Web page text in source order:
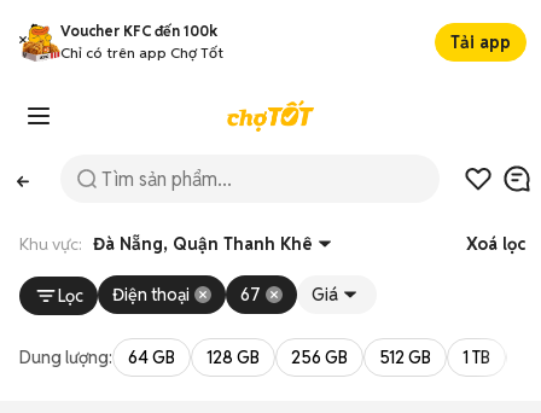
Voucher KFC đến 100k
Chỉ có trên app Chợ Tốt
Tải app
Khu vực: Đà Nẵng, Quận Thanh Khê Xoá lọc
Lọc Điện thoại 67 Giá
Dung lượng: 64 GB 128 GB 256 GB 512 GB 1 TB